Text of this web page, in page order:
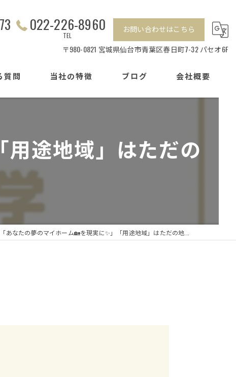
022-226-8960
TEL
お問い合わせはこちら
〒980-0821 宮城県仙台市青葉区春日町7-32 パセオ6F
質問 当社の特徴
戸建て
ブログ 会社概要
用途地域」はただの
「あなたの夢のマイホーム🏡を現実に✨」「用途地域」はただの地...